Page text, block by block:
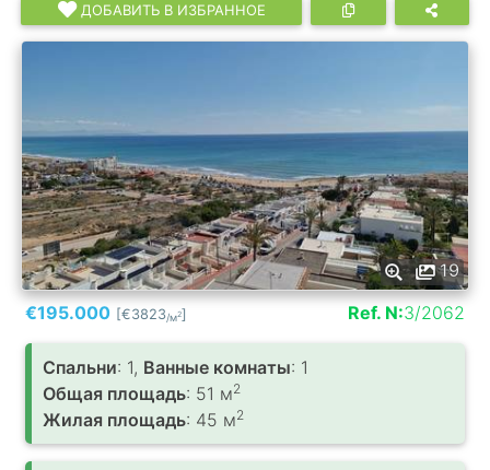
ДОБАВИТЬ В ИЗБРАННОЕ
19
€195.000 [€3823/м2] Ref. N:3/2062
Спальни: 1, Ванные комнаты: 1
Общая площадь: 51 м2
Жилая площадь: 45 м2